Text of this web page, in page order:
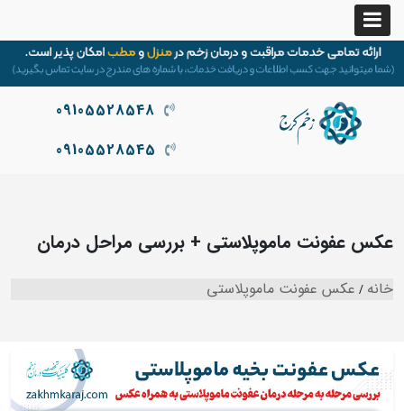
09105528548
09105528545
عکس عفونت ماموپلاستی + بررسی مراحل درمان
خانه عکس عفونت ماموپلاستی